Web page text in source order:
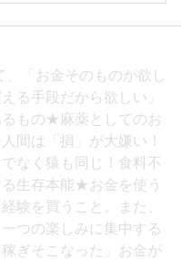
、「お金そのものが欲し
る手段だから欲しい」
もの★麻薬としてのお
間は「損」が大嫌い！
なく猿も同じ！食料不
生存本能★お金を使う
験を買うこと。また、
つの楽しみに集中する
ぎそこなった」お金が